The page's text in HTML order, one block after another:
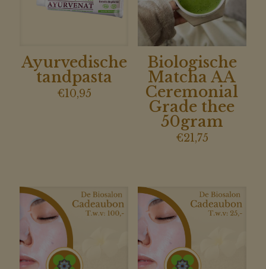
Ayurvedische
tandpasta
€10,95
Biologische
Matcha AA
Ceremonial
Grade thee
50gram
€21,75